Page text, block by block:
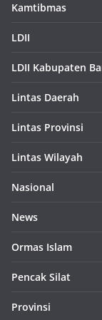
Kamtibmas
LDII
LDII Kabupaten
Lintas Daerah
Lintas Provinsi
Lintas Wilayah
Nasional
News
Ormas Islam
Pencak Silat
Provinsi